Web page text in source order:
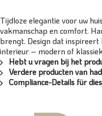
Tijdloze elegantie voor uw
vakmanschap en comfort.
brengt. Design dat
interieur – modern of
Hebt u vragen bij het
Verdere producten van
Compliance-Details für